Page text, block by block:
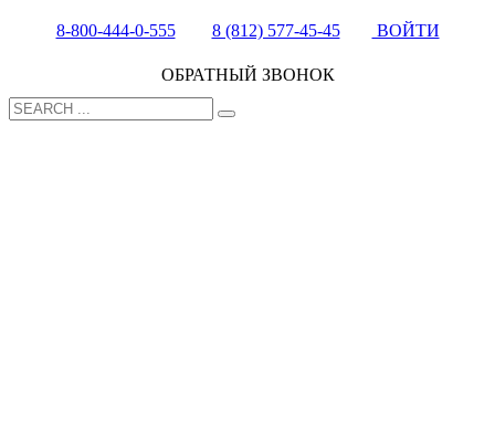
8-800-444-0-555 8 (812) 577-45-45 ВОЙТИ
ОБРАТНЫЙ ЗВОНОК